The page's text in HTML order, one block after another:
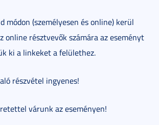
módon (személyesen és online) kerül
online résztvevők számára az eseményt
ki a linkeket a felülethez.
részvétel ingyenes!
várunk az eseményen!